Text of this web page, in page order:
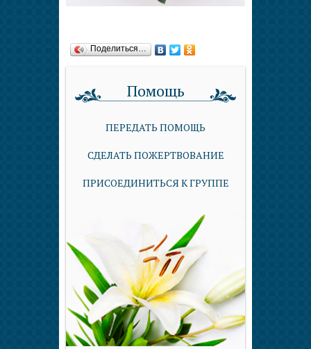
Поделиться…
Помощь
ПЕРЕДАТЬ ПОМОЩЬ
СДЕЛАТЬ ПОЖЕРТВОВАНИЕ
ПРИСОЕДИНИТЬСЯ К ГРУППЕ